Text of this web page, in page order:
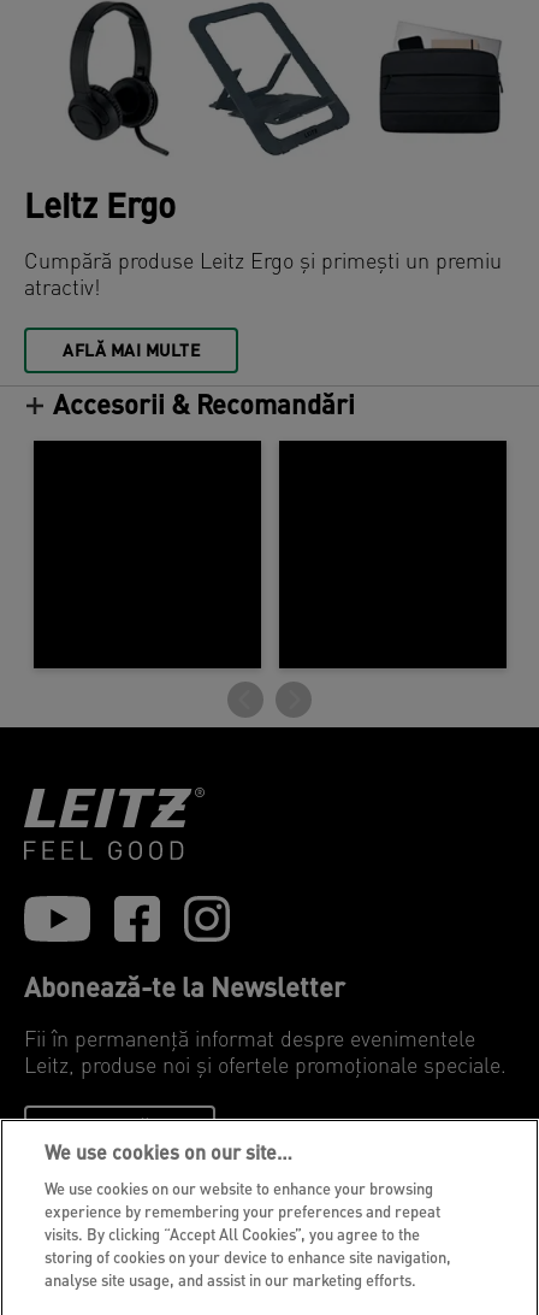
Leitz Ergo
Cumpără produse Leitz Ergo și primești un premiu
atractiv!
AFLĂ MAI MULTE
Accesorii & Recomandări
Abonează-te la Newsletter
Fii în permanență informat despre evenimentele
Leitz, produse noi și ofertele promoționale speciale.
Politica de confidențialitate
Cookie-uri
Notificare legală
We use cookies on our site…
We use cookies on our website to enhance your browsing
experience by remembering your preferences and repeat
visits. By clicking “Accept All Cookies”, you agree to the
storing of cookies on your device to enhance site navigation,
analyse site usage, and assist in our marketing efforts.